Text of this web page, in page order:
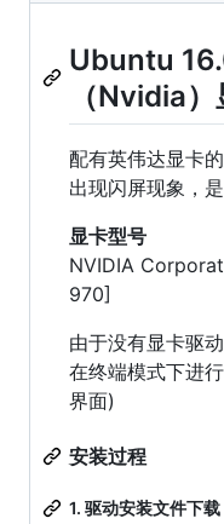
Ubuntu
（Nvidia
配有英伟达显卡
出现闪屏现象，
显卡型号
NVIDIA
970]
由于没有显卡驱
在终端模式下进
界面)
安装过程
1. 驱动安装文件下载